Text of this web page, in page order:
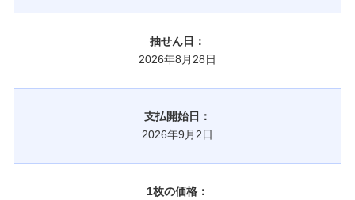
抽せん日：
2026年8月28日
支払開始日：
2026年9月2日
1枚の価格：